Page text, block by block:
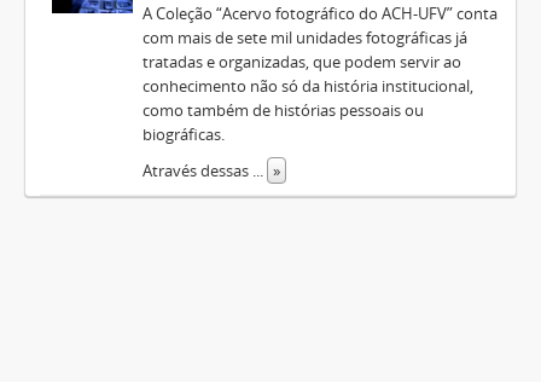
A Coleção “Acervo fotográfico do ACH-UFV” conta
com mais de sete mil unidades fotográficas já
tratadas e organizadas, que podem servir ao
conhecimento não só da história institucional,
como também de histórias pessoais ou
biográficas.
Através dessas
»